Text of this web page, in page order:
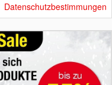
Datenschutzbestimmungen